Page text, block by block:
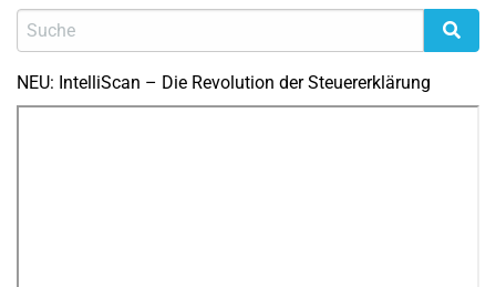
NEU: IntelliScan – Die Revolution der Steuererklärung